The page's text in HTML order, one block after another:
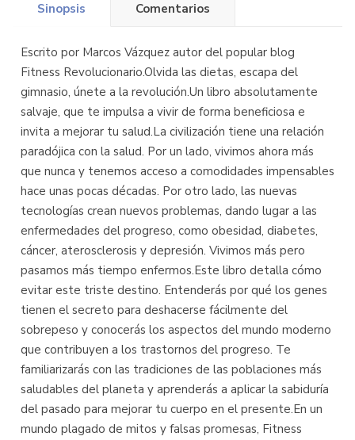
Sinopsis Comentarios
Escrito por Marcos Vázquez autor del popular blog
Fitness Revolucionario.Olvida las dietas, escapa del
gimnasio, únete a la revolución.Un libro absolutamente
salvaje, que te impulsa a vivir de forma beneficiosa e
invita a mejorar tu salud.La civilización tiene una relación
paradójica con la salud. Por un lado, vivimos ahora más
que nunca y tenemos acceso a comodidades impensables
hace unas pocas décadas. Por otro lado, las nuevas
tecnologías crean nuevos problemas, dando lugar a las
enfermedades del progreso, como obesidad, diabetes,
cáncer, aterosclerosis y depresión. Vivimos más pero
pasamos más tiempo enfermos.Este libro detalla cómo
evitar este triste destino. Entenderás por qué los genes
tienen el secreto para deshacerse fácilmente del
sobrepeso y conocerás los aspectos del mundo moderno
que contribuyen a los trastornos del progreso. Te
familiarizarás con las tradiciones de las poblaciones más
saludables del planeta y aprenderás a aplicar la sabiduría
del pasado para mejorar tu cuerpo en el presente.En un
mundo plagado de mitos y falsas promesas, Fitness